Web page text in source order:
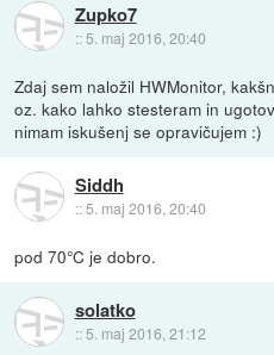
Zupko7
:: 5. maj 2016, 20:40
Zdaj sem naložil HWMonitor,
oz. kako lahko stesteram in
nimam iskušenj se opravičujem :)
Siddh
::5. maj 2016, 20:40
pod 70°C je dobro.
solatko
:: 5. maj 2016, 21:12